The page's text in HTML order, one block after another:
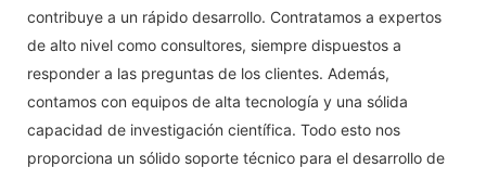
contribuye a un rápido desarrollo. Contratamos a expertos
de alto nivel como consultores, siempre dispuestos a
responder a las preguntas de los clientes. Además,
contamos con equipos de alta tecnología y una sólida
capacidad de investigación científica. Todo esto nos
proporciona un sólido soporte técnico para el desarrollo de